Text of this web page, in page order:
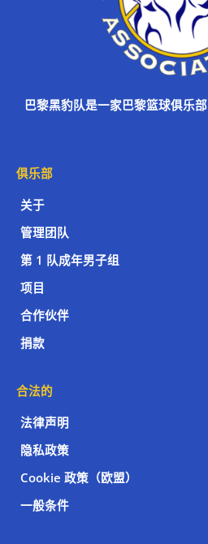
巴黎黑豹队是一家巴黎篮球俱乐部
俱乐部
关于
管理团队
第 1 队成年男子组
项目
合作伙伴
捐款
合法的
法律声明
隐私政策
Cookie 政策（欧盟）
一般条件